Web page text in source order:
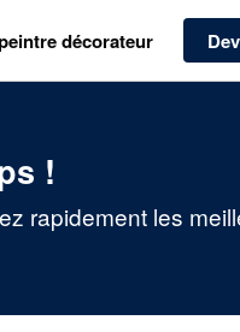
décorateur
!
rapidement les